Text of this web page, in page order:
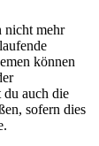
nicht mehr
können
du auch die
sofern dies